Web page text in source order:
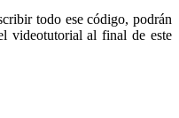
todo ese código, podrán
videotutorial al final de este